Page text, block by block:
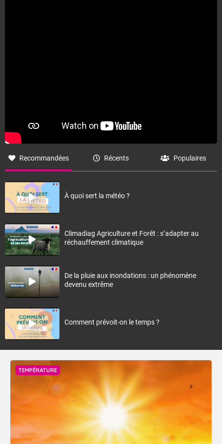
Recommandées Récents Populaires
À quoi sert la météo ?
Climadiag Agriculture et Forêt : s’adapter au
réchauffement climatique
De la pluie aux inondations : un phénomène
devenu extrême
Comment prévoit-on le temps ?
TEMPÉRATURE